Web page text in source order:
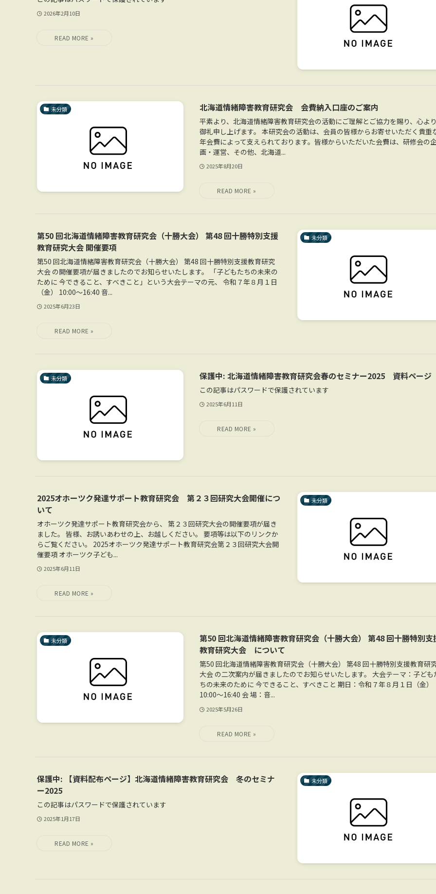
2026年2月10日
未分類 北海道情緒障害教育研究会 会費納入口座のご案内
平素より、北海道情緒障害教育研究会の活動にご理解とご協力を賜り、心より
御礼申し上げます。 ​本研究会の活動は、会員の皆様からお寄せいただく貴重
年会費によって支えられております。皆様からいただいた会費は、研修会の
画・運営、その他、北海道...
2025年8月20日
未分類
第50 回北海道情緒障害教育研究会（十勝大会） 第48 回十勝特別支援
教育研究大会 開催要項
第50 回北海道情緒障害教育研究会（十勝大会） 第48 回十勝特別支援教育研究
大会 の開催要項が届きましたのでお知らせいたします。 「子どもたちの未来の
ために 今できること、すべきこと」という大会テーマの元、 令和７年８月１日
（金） 10:00～16:40 音...
2025年6月23日
未分類 保護中: 北海道情緒障害教育研究会春のセミナー2025 資料ページ
この記事はパスワードで保護されています
2025年6月11日
未分類
2025オホーツク発達サポート教育研究会 第２３回研究大会開催につ
いて
オホーツク発達サポート教育研究会から、 第２３回研究大会の開催要項が届き
ました。 皆様、お誘いあわせの上、お越しください。 要項等は以下のリンクか
らご覧ください。 2025オホーツク発達サポート教育研究会第２３回研究大会開
催要項 オホーツク子ども...
2025年6月11日
未分類
第50 回北海道情緒障害教育研究会（十勝大会） 第48 回十勝特別支
教育研究大会 について
第50 回北海道情緒障害教育研究会（十勝大会） 第48 回十勝特別支援教育研
大会 の二次案内が届きましたのでお知らせいたします。 大会テーマ：子ども
ちの未来のために 今できること、すべきこと 期日：令和７年８月１日（金）
10:00～16:40 会 場：音...
2025年5月26日
未分類
保護中: 【資料配布ページ】北海道情緒障害教育研究会 冬のセミナ
ー2025
この記事はパスワードで保護されています
2025年1月17日